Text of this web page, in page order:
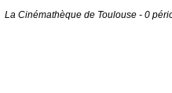
La Cinémathèque de Toulouse - 0